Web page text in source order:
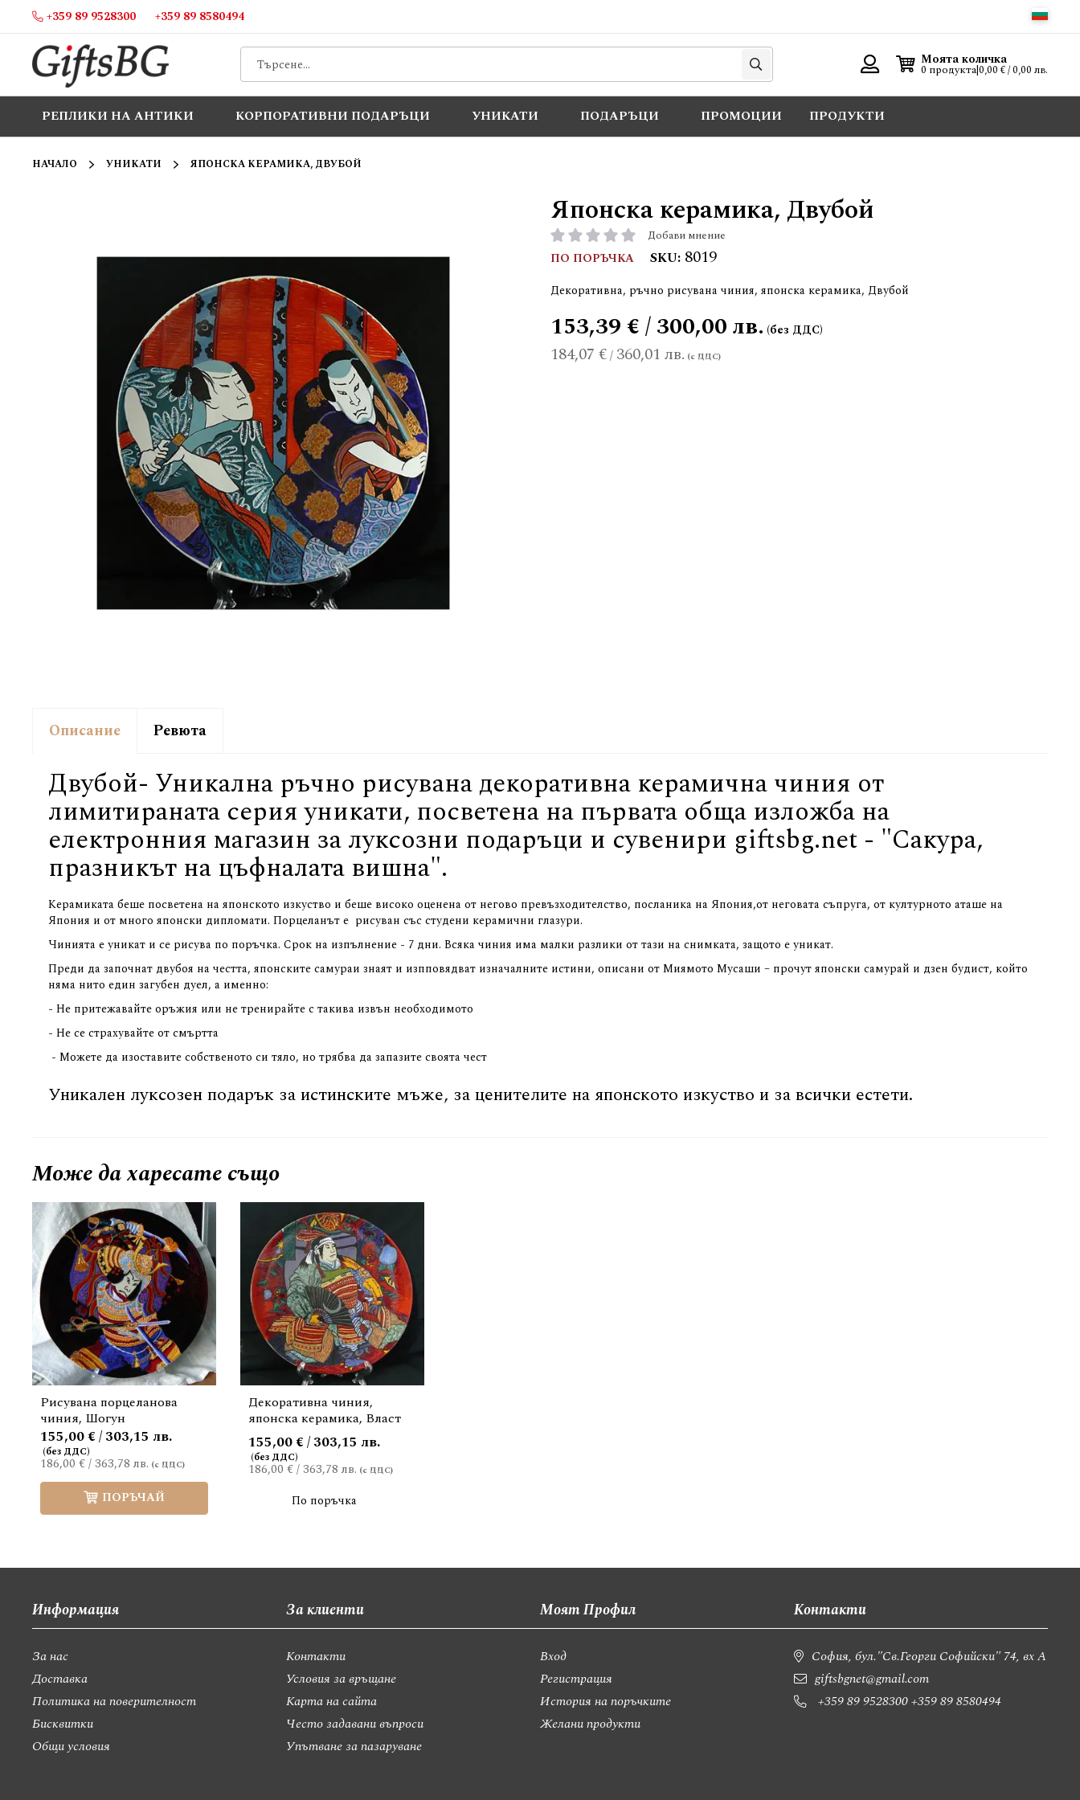
Прескачане
съдържанието
+359 89 9528300 +359 89 8580494
Търси
Моята количка
0 продукта|0,00 € / 0,00 лв.
РЕПЛИКИ НА АНТИКИ КОРПОРАТИВНИ ПОДАРЪЦИ УНИКАТИ ПОДАРЪЦИ ПРОМОЦИИ ПРОДУКТИ
НАЧАЛО УНИКАТИ ЯПОНСКА КЕРАМИКА, ДВУБОЙ
Японска керамика, Двубой
рейтинг: Добави мнение
ПО ПОРЪЧКА SKU 8019
Декоративна, ръчно рисувана чиния, японска керамика, Двубой
184,07 €/ 360,01 лв.
153,39 € / 300,00 лв.
Описание
Двубой- Уникална ръчно рисувана декоративна керамична чиния от
лимитираната серия уникати, посветена на първата обща изложба на
електронния магазин за луксозни подаръци и сувенири giftsbg.net - "Сакура,
празникът на цъфналата вишна".
Керамиката беше посветена на японското изкуство и беше високо оценена от негово превъзходителство, посланика на Япония,от неговата съпруга, от културното аташе на
Япония и от много японски дипломати. Порцеланът е рисуван със студени керамични глазури.
Чинията е уникат и се рисува по поръчка. Срок на изпълнение - 7 дни. Всяка чиния има малки разлики от тази на снимката, защото е уникат.
Преди да започнат двубоя на честта, японските самураи знаят и изпповядват изначалните истини, описани от Миямото Мусаши – прочут японски самурай и дзен будист, който
няма нито един загубен дуел, а именно:
- Не притежавайте оръжия или не тренирайте с такива извън необходимото
- Не се страхувайте от смъртта
- Можете да изоставите собственото си тяло, но трябва да запазите своята чест
Уникален луксозен подарък за истинските мъже, за ценителите на японското изкуство и за всички естети.
Ревюта
Може дахаресате също
Рисувана порцеланова
чиния, Шогун
186,00 €/ 363,78 лв.
155,00 € / 303,15 лв.
ПОРЪЧАЙ
Декоративна чиния,
японска керамика, Власт
186,00 €/ 363,78 лв.
155,00 € / 303,15 лв.
По поръчка
Информация
За нас
Доставка
Политика на поверителност
Бисквитки
Общи условия
За клиенти
Контакти
Условия за връщане
Карта на сайта
Често задавани въпроси
Упътване за пазаруване
Моят Профил
Вход
Регистрация
История на поръчките
Желани продукти
Контакти
София, бул."Св.Георги Софийски" 74, вх А
giftsbgnet@gmail.com
+359 89 9528300+359 89 8580494